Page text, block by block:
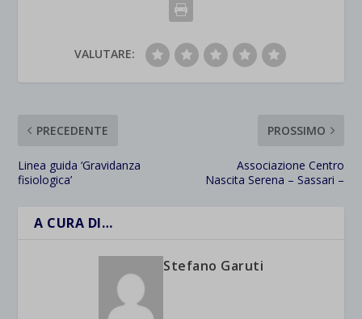
VALUTARE:
PRECEDENTE
Linea guida ‘Gravidanza
fisiologica’
PROSSIMO
Associazione Centro
Nascita Serena – Sassari –
A CURA DI…
Stefano Garuti